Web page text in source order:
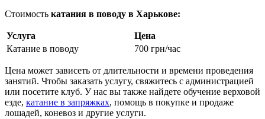
Стоимость катания в поводу в Харькове:
Услуга
Цена
Катание в поводу
700 грн/час
Цена может зависеть от длительности и времени проведения
занятий. Чтобы заказать услугу, свяжитесь с администрацией
или посетите клуб. У нас вы также найдете обучение верховой
езде, катание в запряжках, помощь в покупке и продаже
лошадей, коневоз и другие услуги.